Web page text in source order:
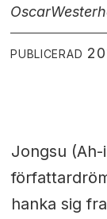
Oscar
PUBLICERAD
Jongsu
hanka sig